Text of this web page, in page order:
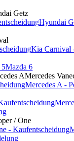
Getz
Hyundai
Kia Carnival
5Mazda 6
AMercedes
Mercedes A -
/ One
- Kaufentscheidung